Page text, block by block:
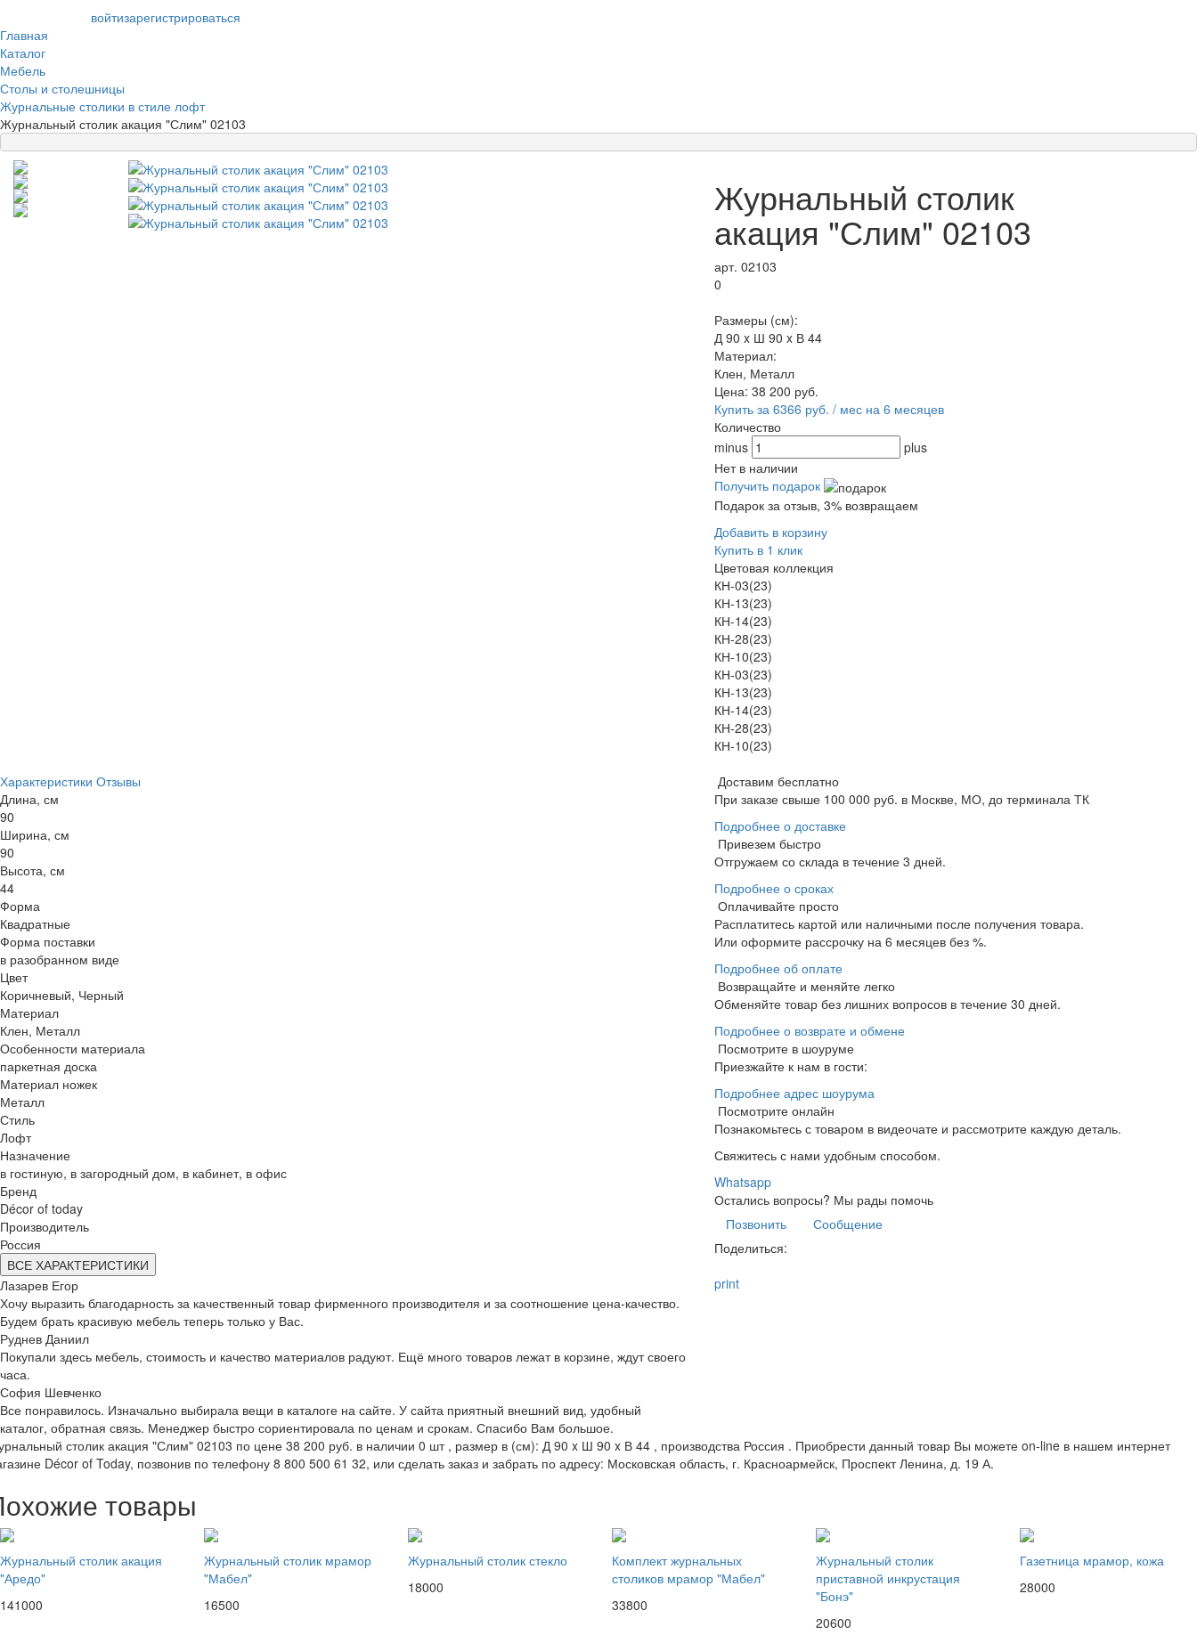
войтизарегистрироваться
Главная
Каталог
Мебель
Столы и столешницы
Журнальные столики в стиле лофт
Журнальный столик акация "Слим" 02103
Журнальный столик
акация "Слим" 02103
арт. 02103
0
Размеры (см):
Д 90 x Ш 90 x В 44
Материал:
Клен, Металл
Цена: 38 200 руб.
Купить за 6366 руб. / мес на 6 месяцев
Количество
minus
plus
Нет в наличии
Получить подарок
Подарок за отзыв, 3% возвращаем
Добавить в корзину
Купить в 1 клик
Цветовая коллекция
КН-03(23)
КН-13(23)
КН-14(23)
КН-28(23)
КН-10(23)
КН-03(23)
КН-13(23)
КН-14(23)
КН-28(23)
КН-10(23)
Характеристики Отзывы
Длина, см
90
Ширина, см
90
Высота, см
44
Форма
Квадратные
Форма поставки
в разобранном виде
Цвет
Коричневый, Черный
Материал
Клен, Металл
Особенности материала
паркетная доска
Материал ножек
Металл
Стиль
Лофт
Назначение
в гостиную, в загородный дом, в кабинет, в офис
Бренд
Décor of today
Производитель
Россия
ВСЕ ХАРАКТЕРИСТИКИ
Лазарев Егор
Хочу выразить благодарность за качественный товар фирменного производителя и за соотношение цена-качество.
Будем брать красивую мебель теперь только у Вас.
Руднев Даниил
Покупали здесь мебель, стоимость и качество материалов радуют. Ещё много товаров лежат в корзине, ждут своего
часа.
София Шевченко
Все понравилось. Изначально выбирала вещи в каталоге на сайте. У сайта приятный внешний вид, удобный
каталог, обратная связь. Менеджер быстро сориентировала по ценам и срокам. Спасибо Вам большое.
Доставим бесплатно
При заказе свыше 100 000 руб. в Москве, МО, до терминала ТК
Подробнее о доставке
Привезем быстро
Отгружаем со склада в течение 3 дней.
Подробнее о сроках
Оплачивайте просто
Расплатитесь картой или наличными после получения товара.
Или оформите рассрочку на 6 месяцев без %.
Подробнее об оплате
Возвращайте и меняйте легко
Обменяйте товар без лишних вопросов в течение 30 дней.
Подробнее о возврате и обмене
Посмотрите в шоуруме
Приезжайте к нам в гости:
Подробнее адрес шоурума
Посмотрите онлайн
Познакомьтесь с товаром в видеочате и рассмотрите каждую деталь.
Свяжитесь с нами удобным способом.
Whatsapp
Остались вопросы? Мы рады помочь
Позвонить
Сообщение
Поделиться:
print
столик акация "Слим" 02103 по цене 38 200 руб. в наличии 0 шт , размер в (см): Д 90 x Ш 90 x В 44 , производства Россия . Приобрести данный товар Вы можете on-line в нашем интернет
Décor of Today, позвонив по телефону 8 800 500 61 32, или сделать заказ и забрать по адресу: Московская область, г. Красноармейск, Проспект Ленина, д. 19 А.
товары
Журнальный столик акация
"Аредо"
141000
Журнальный столик мрамор
"Мабел"
16500
Журнальный столик стекло
18000
Комплект журнальных
столиков мрамор "Мабел"
33800
Журнальный столик
приставной инкрустация
"Бонэ"
20600
Газетница мрамор, кожа
28000